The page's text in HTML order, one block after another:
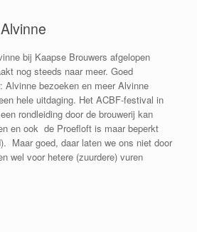
bij Kaapse Brouwers afgelopen
nog steeds naar meer. Goed
Alvinne bezoeken en meer Alvinne
hele uitdaging. Het ACBF-festival in
rondleiding door de brouwerij kan
en ook de Proefloft is maar beperkt
Maar goed, daar laten we ons niet door
wel voor hetere (zuurdere) vuren